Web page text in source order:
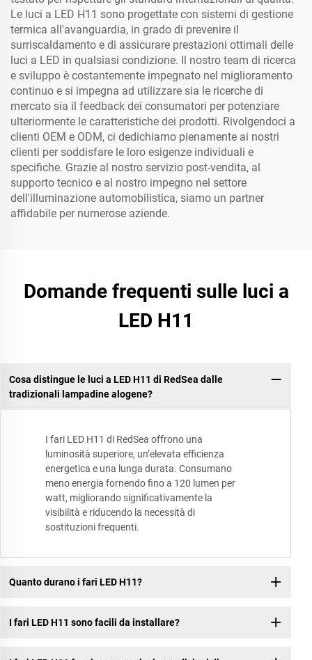
Le luci a LED H11 sono progettate con sistemi di gestione
termica all'avanguardia, in grado di prevenire il
surriscaldamento e di assicurare prestazioni ottimali delle
luci a LED in qualsiasi condizione. Il nostro team di ricerca
e sviluppo è costantemente impegnato nel miglioramento
continuo e si impegna ad utilizzare sia le ricerche di
mercato sia il feedback dei consumatori per potenziare
ulteriormente le caratteristiche dei prodotti. Rivolgendoci a
clienti OEM e ODM, ci dedichiamo pienamente ai nostri
clienti per soddisfare le loro esigenze individuali e
specifiche. Grazie al nostro servizio post-vendita, al
supporto tecnico e al nostro impegno nel settore
dell'illuminazione automobilistica, siamo un partner
affidabile per numerose aziende.
Domande frequenti sulle luci a
LED H11
Cosa distingue le luci a LED H11 di RedSea dalle
tradizionali lampadine alogene?
I fari LED H11 di RedSea offrono una
luminosità superiore, un’elevata efficienza
energetica e una lunga durata. Consumano
meno energia fornendo fino a 120 lumen per
watt, migliorando significativamente la
visibilità e riducendo la necessità di
sostituzioni frequenti.
Quanto durano i fari LED H11?
I fari LED H11 sono facili da installare?